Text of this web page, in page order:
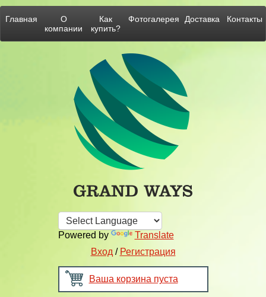
Главная
О
компании
Как
купить?
Фотогалерея Доставка Контакты
Powered by
Translate
Вход / Регистрация
Ваша корзина пуста